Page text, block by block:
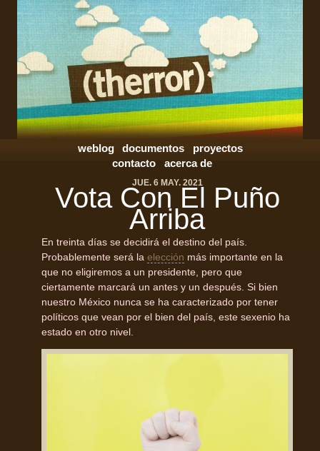
weblog documentos
proyectos
contacto
acerca de
JUE. 6 MAY. 2021
Vota Con El Puño
Arriba
En treinta días se decidirá el destino del país.
Probablemente será la elección más importante en la
que no eligiremos a un presidente, pero que
ciertamente marcará un antes y un después. Si bien
nuestro México nunca se ha caracterizado por tener
políticos que vean por el bien del país, este sexenio ha
estado en otro nivel.